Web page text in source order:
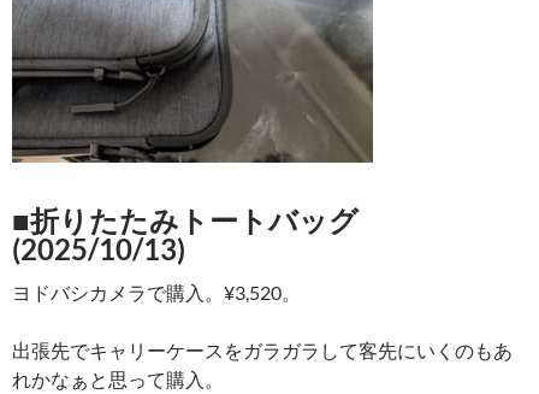
■折りたたみトートバッグ
(2025/10/13)
ヨドバシカメラで購入。¥3,520。
出張先でキャリーケースをガラガラして客先にいくのもあ
れかなぁと思って購入。